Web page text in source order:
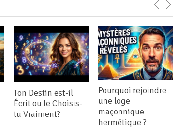
Ton Destin est-il
Écrit ou le Choisis-
tu Vraiment?
Pourquoi rejoindre
une loge
maçonnique
hermétique ?